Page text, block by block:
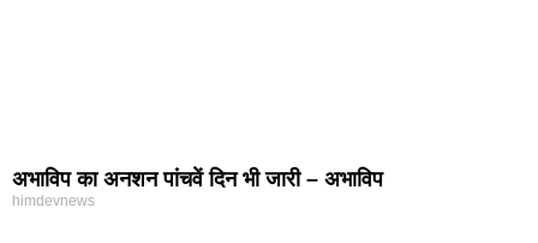
अभाविप का अनशन पांचवें दिन भी जारी – अभाविप
himdevnews